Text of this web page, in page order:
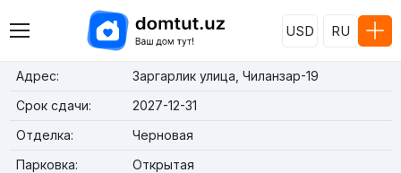
USD RU
Адрес:
Заргарлик улица, Чиланзар-19
Срок сдачи:
2027-12-31
Отделка:
Черновая
Парковка:
Открытая